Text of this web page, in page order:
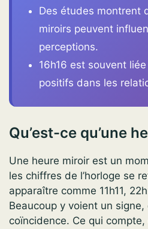
Des études montrent
miroirs peuvent
perceptions.
16h16 est souvent
positifs dans les
Qu’est-ce qu’une
Une heure miroir est un
les chiffres de l’horloge se
apparaître comme 11h11,
Beaucoup y voient un signe,
coïncidence. Ce qui compte,